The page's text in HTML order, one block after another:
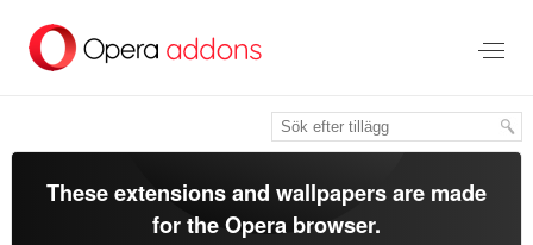
brödtexten
These extensions and wallpapers are made
for theOpera browser.